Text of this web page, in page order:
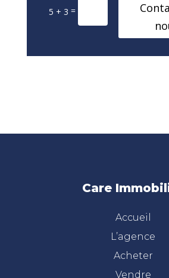
5 + 3 =
Care
Accueil
L’agence
Acheter
Vendre